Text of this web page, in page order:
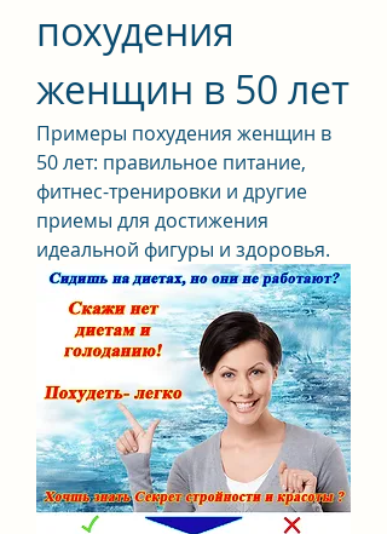
похудения
женщин в 50 лет
Примеры похудения женщин в
50 лет: правильное питание,
фитнес-тренировки и другие
приемы для достижения
идеальной фигуры и здоровья.